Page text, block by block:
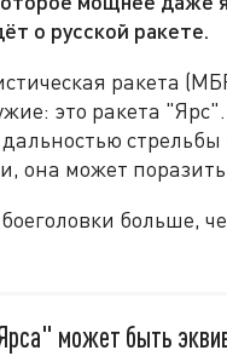
о русской ракете.
ракета
это ракета
она может
больше,
может быть